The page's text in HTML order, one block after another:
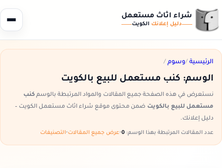
شراء اثاث مستعمل
دليل إعلانك الكويت
الرئيسية /وسوم /
الوسم: كنب مستعمل للبيع بالكويت
نستعرض في هذه الصفحة جميع المقالات والمواد المرتبطة بالوسم كنب
مستعمل للبيع بالكويت ضمن محتوى موقع شراء اثاث مستعمل الكويت –
دليل إعلانك.
عدد المقالات المرتبطة بهذا الوسم: •عرض جميع المقالات•التصنيفات